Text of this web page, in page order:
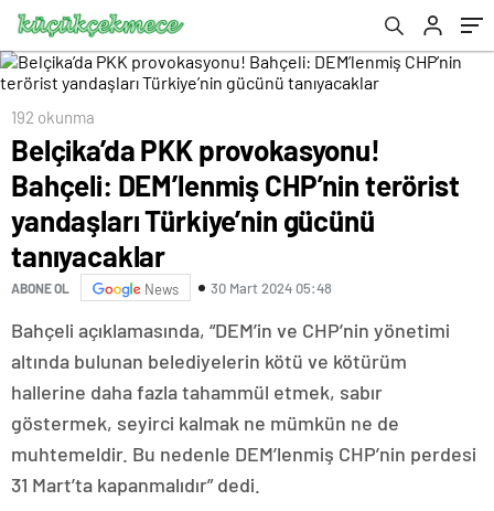
Türkiye’nin gücünü tanıyacaklar
192 okunma
Belçika’da PKK provokasyonu!
Bahçeli: DEM’lenmiş CHP’nin terörist
yandaşları Türkiye’nin gücünü
tanıyacaklar
ABONE OL News 30 Mart 2024 05:48
Bahçeli açıklamasında, “DEM’in ve CHP’nin yönetimi
altında bulunan belediyelerin kötü ve kötürüm
hallerine daha fazla tahammül etmek, sabır
göstermek, seyirci kalmak ne mümkün ne de
muhtemeldir. Bu nedenle DEM’lenmiş CHP’nin perdesi
31 Mart’ta kapanmalıdır” dedi.